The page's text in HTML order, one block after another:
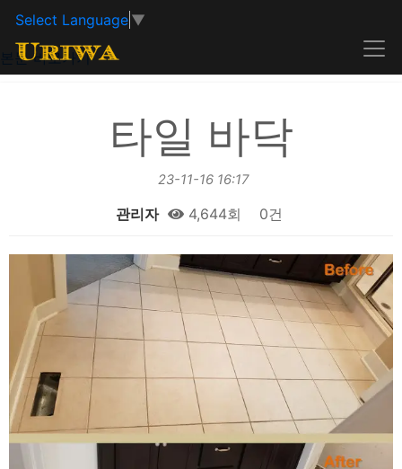
본문 바로가기
Select Language ▼
타일 바닥
23-11-16 16:17
관리자 4,644회 0건
본문